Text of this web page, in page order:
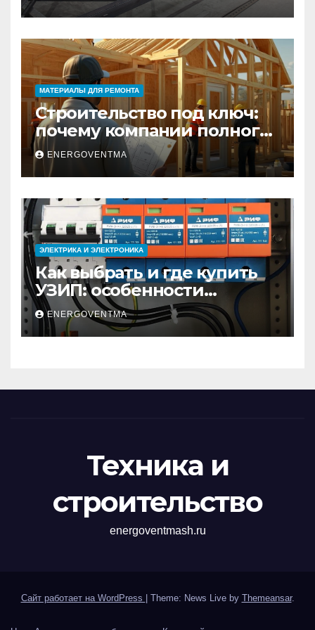
практический гид
МАТЕРИАЛЫ ДЛЯ РЕМОНТА
Строительство под ключ:
почему компании полного
цикла меняют рынок
недвижимости
ENERGOVENTMA
ЭЛЕКТРИКА И ЭЛЕКТРОНИКА
Как выбрать и где купить
УЗИП: особенности
устройств защиты от
импульсных
перенапряжений
ENERGOVENTMA
Техника и
строительство
energoventmash.ru
Сайт работает на WordPress Theme: News Live by Themeansar.